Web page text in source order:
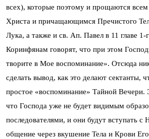
всех), которые поэтому и прощаются
Христа и причащающимся Пречистого
Лука, а также и св. Ап. Павел в 11 главе 1-
Коринфянам говорят, что при этом
творите в Мое воспоминание». Отсюда
сделать вывод, как это делают сектанты,
простое «воспоминание» Тайной Вечери.
что Господа уже не будет видимым
последователями, и они будут вступать с
общение через вкушение Тела и Крови